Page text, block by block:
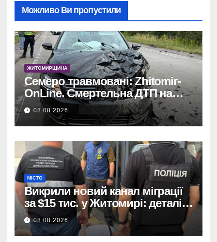
Можливо Ви пропустили
ЖИТОМИРЩИНА
Семеро травмовані: Zhitomir-
OnLine. Смертельна ДТП на
трасі, деталі аварії.
08.08.2026
МІСТО
Викрили новий канал міграції
за $15 тис. у Житомирі: деталі
розслідування
08.08.2026